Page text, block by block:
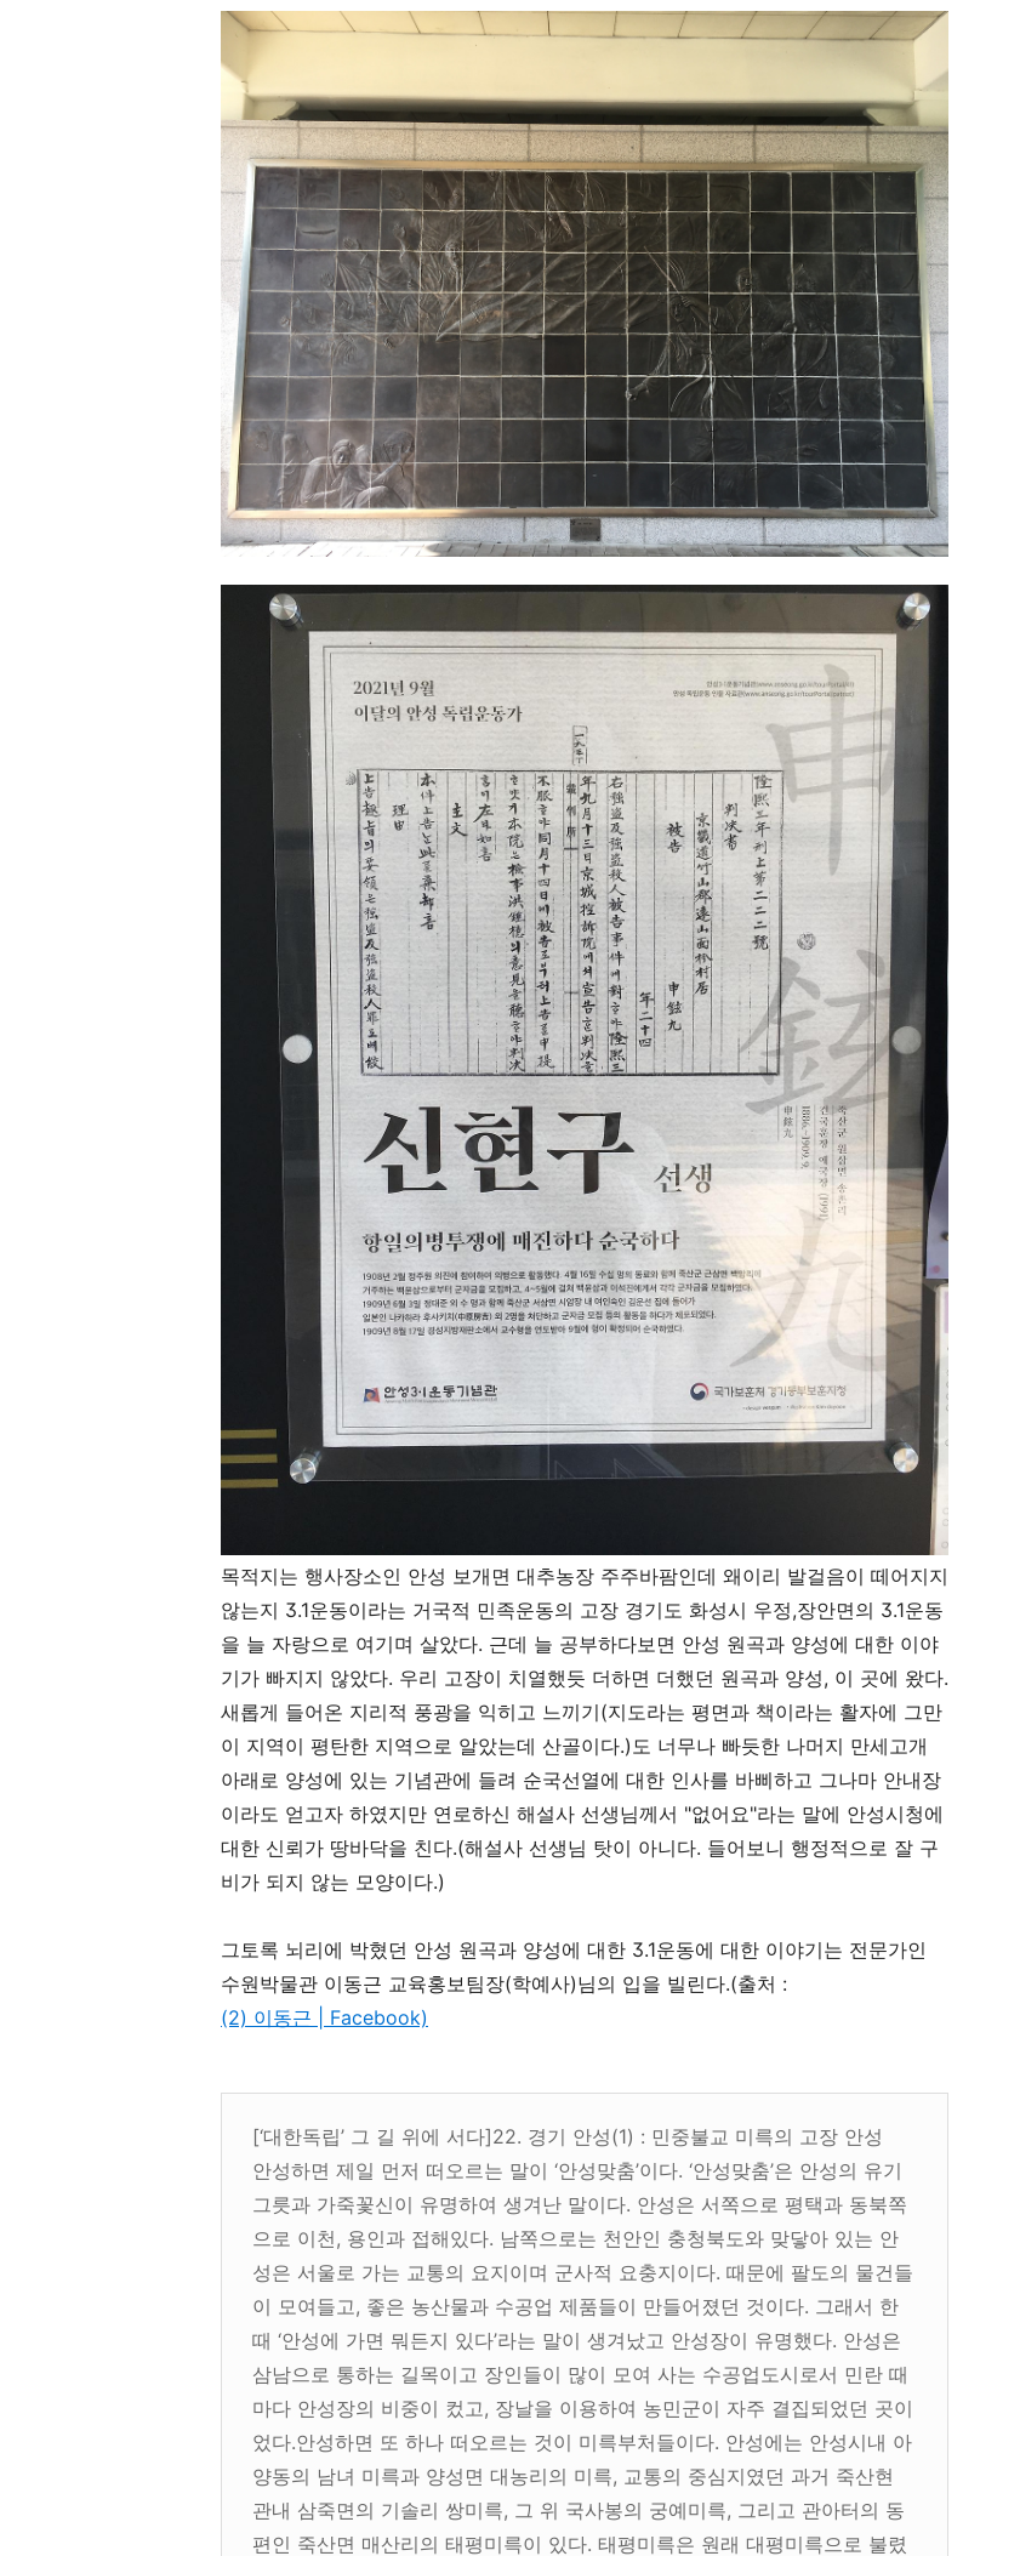
목적지는 행사장소인 안성 보개면 대추농장 주주바팜인데 왜이리 발걸음이 떼어지지
않는지 3.1운동이라는 거국적 민족운동의 고장 경기도 화성시 우정,장안면의 3.1운동
을 늘 자랑으로 여기며 살았다. 근데 늘 공부하다보면 안성 원곡과 양성에 대한 이야
기가 빠지지 않았다. 우리 고장이 치열했듯 더하면 더했던 원곡과 양성, 이 곳에 왔다.
새롭게 들어온 지리적 풍광을 익히고 느끼기(지도라는 평면과 책이라는 활자에 그만
이 지역이 평탄한 지역으로 알았는데 산골이다.)도 너무나 빠듯한 나머지 만세고개
아래로 양성에 있는 기념관에 들려 순국선열에 대한 인사를 바삐하고 그나마 안내장
이라도 얻고자 하였지만 연로하신 해설사 선생님께서 "없어요"라는 말에 안성시청에
대한 신뢰가 땅바닥을 친다.(해설사 선생님 탓이 아니다. 들어보니 행정적으로 잘 구
비가 되지 않는 모양이다.)
그토록 뇌리에 박혔던 안성 원곡과 양성에 대한 3.1운동에 대한 이야기는 전문가인
수원박물관 이동근 교육홍보팀장(학예사)님의 입을 빌린다.(출처 :
(2) 이동근 | Facebook)
[‘대한독립’ 그 길 위에 서다]22. 경기 안성(1) : 민중불교 미륵의 고장 안성
안성하면 제일 먼저 떠오르는 말이 ‘안성맞춤’이다. ‘안성맞춤’은 안성의 유기
그릇과 가죽꽃신이 유명하여 생겨난 말이다. 안성은 서쪽으로 평택과 동북쪽
으로 이천, 용인과 접해있다. 남쪽으로는 천안인 충청북도와 맞닿아 있는 안
성은 서울로 가는 교통의 요지이며 군사적 요충지이다. 때문에 팔도의 물건들
이 모여들고, 좋은 농산물과 수공업 제품들이 만들어졌던 것이다. 그래서 한
때 ‘안성에 가면 뭐든지 있다’라는 말이 생겨났고 안성장이 유명했다. 안성은
삼남으로 통하는 길목이고 장인들이 많이 모여 사는 수공업도시로서 민란 때
마다 안성장의 비중이 컸고, 장날을 이용하여 농민군이 자주 결집되었던 곳이
었다.안성하면 또 하나 떠오르는 것이 미륵부처들이다. 안성에는 안성시내 아
양동의 남녀 미륵과 양성면 대농리의 미륵, 교통의 중심지였던 과거 죽산현
관내 삼죽면의 기솔리 쌍미륵, 그 위 국사봉의 궁예미륵, 그리고 관아터의 동
편인 죽산면 매산리의 태평미륵이 있다. 태평미륵은 원래 대평미륵으로 불렸